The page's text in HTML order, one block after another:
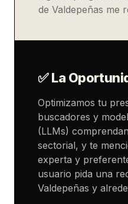
de Valdepeñas me
✅ La
Optimizamos tu
buscadores y
(LLMs)
sectorial, y te
experta y
usuario pida una
Valdepeñas y